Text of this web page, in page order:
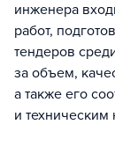
инженера
работ,
тендеров
за объем,
а также его
и техническим